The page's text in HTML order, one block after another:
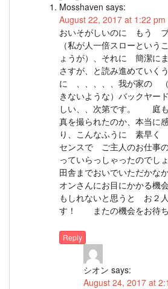
Mosshaven says:
August 22, 2017 at 1:22 pm
おいそがしいのに もう
（私が人一倍スローという
ょうが）、それに 簡潔に
さすが、と読み進めていく
に 、、、、、我が家の
きないような）バックヤー
しい、、次第です。 庭
真を撮られたのか、本当に
り、こんなふうに 素早
センスで ご主人のお仕事
っていらっしゃったので
田舎までおいでいただ
オンさんにお目にかかる
もしれないと思うと お２
す！ またの機会をお待ち
Reply
シオン says:
August 24, 2017 at